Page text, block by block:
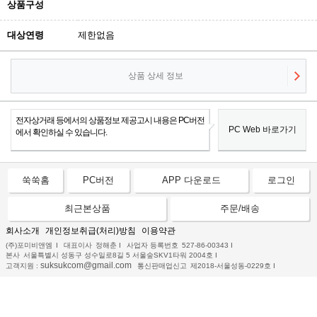
상품구성
대상연령 제한없음
상품 상세 정보
전자상거래 등에서의 상품정보 제공고시 내용은 PC버전
에서 확인하실 수 있습니다.
PC Web 바로가기
쑥쑥홈 PC버전 APP 다운로드 로그인
최근본상품 주문/배송
회사소개 개인정보취급(처리)방침 이용약관
(주)포미비앤엠 I 대표이사 정해춘 I 사업자 등록번호 527-86-00343 I
본사 서울특별시 성동구 성수일로8길 5 서울숲SKV1타워 2004호 I
고객지원 : suksukcom@gmail.com 통신판매업신고 제2018-서울성동-0229호 I